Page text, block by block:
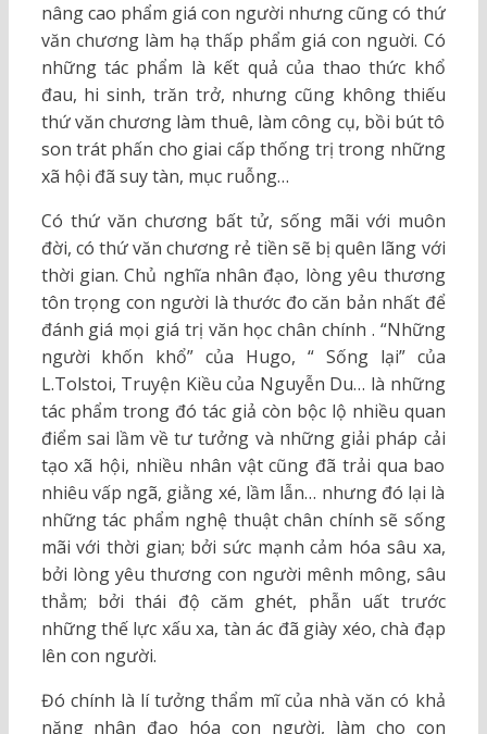
nâng cao phẩm giá con người nhưng cũng có thứ
văn chương làm hạ thấp phẩm giá con nguời. Có
những tác phẩm là kết quả của thao thức khổ
đau, hi sinh, trăn trở, nhưng cũng không thiếu
thứ văn chương làm thuê, làm công cụ, bồi bút tô
son trát phấn cho giai cấp thống trị trong những
xã hội đã suy tàn, mục ruỗng…
Có thứ văn chương bất tử, sống mãi với muôn
đời, có thứ văn chương rẻ tiền sẽ bị quên lãng với
thời gian. Chủ nghĩa nhân đạo, lòng yêu thương
tôn trọng con người là thước đo căn bản nhất để
đánh giá mọi giá trị văn học chân chính . “Những
người khốn khổ” của Hugo, “ Sống lại” của
L.Tolstoi, Truyện Kiều của Nguyễn Du… là những
tác phẩm trong đó tác giả còn bộc lộ nhiều quan
điểm sai lầm về tư tưởng và những giải pháp cải
tạo xã hội, nhiều nhân vật cũng đã trải qua bao
nhiêu vấp ngã, giằng xé, lầm lẫn… nhưng đó lại là
những tác phẩm nghệ thuật chân chính sẽ sống
mãi với thời gian; bởi sức mạnh cảm hóa sâu xa,
bởi lòng yêu thương con người mênh mông, sâu
thẳm; bởi thái độ căm ghét, phẫn uất trước
những thế lực xấu xa, tàn ác đã giày xéo, chà đạp
lên con người.
Đó chính là lí tưởng thẩm mĩ của nhà văn có khả
năng nhân đạo hóa con người, làm cho con